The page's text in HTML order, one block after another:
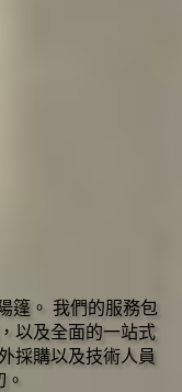
篷。 我們的服務包
以及全面的一站式
採購以及技術人員